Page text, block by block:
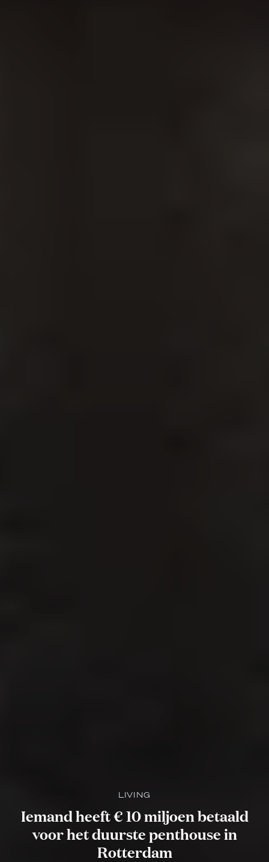
LIVING
Iemand heeft € 10 miljoen betaald
voor het duurste penthouse in
Rotterdam